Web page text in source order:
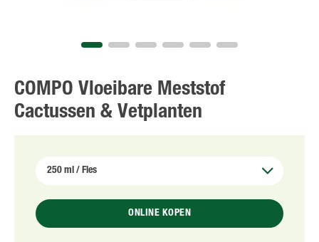
COMPO Vloeibare Meststof
Cactussen & Vetplanten
ONLINE KOPEN